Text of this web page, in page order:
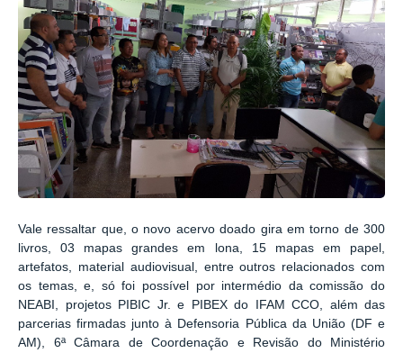
Vale ressaltar que, o novo acervo doado gira em torno de 300
livros, 03 mapas grandes em lona, 15 mapas em papel,
artefatos, material audiovisual, entre outros relacionados com
os temas, e, só foi possível por intermédio da comissão do
NEABI, projetos PIBIC Jr. e PIBEX do IFAM CCO, além das
parcerias firmadas junto à Defensoria Pública da União (DF e
AM), 6ª Câmara de Coordenação e Revisão do Ministério